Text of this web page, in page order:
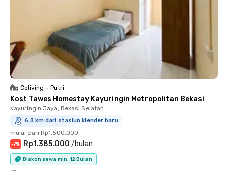
Coliving • Putri
Kost Tawes Homestay Kayuringin Metropolitan Bekasi
Kayuringin Jaya, Bekasi Selatan
6.3 km dari stasiun klender baru
mulai dari Rp1.500.000
-7% Rp1.385.000 /bulan
Diskon sewa min. 12 Bulan